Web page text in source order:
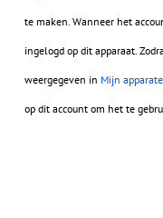
te maken. Wanneer het
ingelogd op dit apparaat.
weergegeven in Mijn
op dit account om het te